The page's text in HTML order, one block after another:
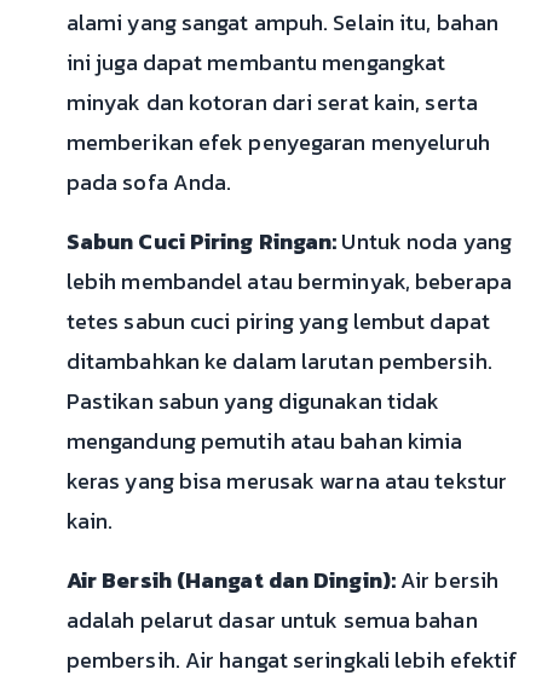
alami yang sangat ampuh. Selain itu, bahan
ini juga dapat membantu mengangkat
minyak dan kotoran dari serat kain, serta
memberikan efek penyegaran menyeluruh
pada sofa Anda.
Sabun Cuci Piring Ringan:Untuk noda yang
lebih membandel atau berminyak, beberapa
tetes sabun cuci piring yang lembut dapat
ditambahkan ke dalam larutan pembersih.
Pastikan sabun yang digunakan tidak
mengandung pemutih atau bahan kimia
keras yang bisa merusak warna atau tekstur
kain.
Air Bersih (Hangat dan Dingin):Air bersih
adalah pelarut dasar untuk semua bahan
pembersih. Air hangat seringkali lebih efektif